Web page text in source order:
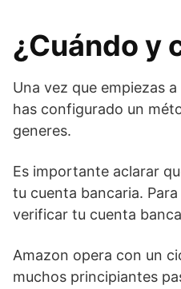
¿Cuándo y
Una vez que empiezas
has configurado un
generes.
Es importante aclarar
tu cuenta bancaria.
verificar tu cuenta
Amazon opera con un
muchos principiantes